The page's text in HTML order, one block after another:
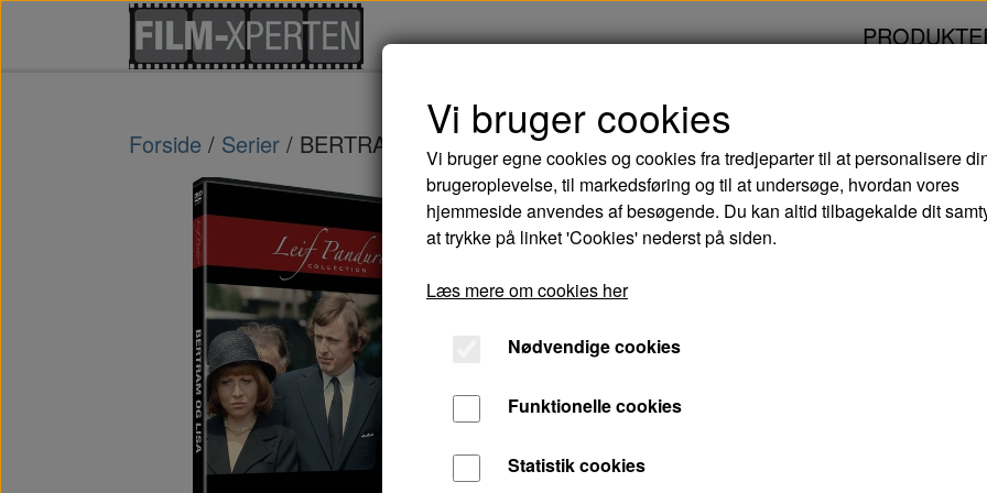
Forside Serier BERTRAM OG LISA - DVD
BERTRAM OG
44,00 kr.
Et ægteskab vakler, da det kommer frem, at
Vi bruger cookies
Vi bruger egne cookies og cookies fra tredjeparter til at personalisere
brugeroplevelse, til markedsføring og til at undersøge, hvordan vores
hjemmeside anvendes af besøgende. Du kan altid tilbagekalde dit
at trykke på linket 'Cookies' nederst på siden.
Læs mere om cookies her
Nødvendige cookies
Funktionelle cookies
Statistik cookies